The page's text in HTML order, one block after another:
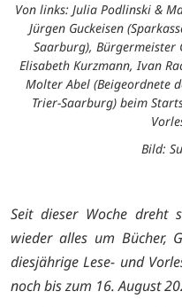
Von links: Julia Podlinski &
Jürgen Guckeisen
Saarburg), Bürgermeister
Elisabeth Kurzmann, Ivan
Molter Abel (Beigeordnete
Trier-Saarburg) beim
Bild:
Seit dieser Woche dreht
wieder alles um Bücher,
diesjährige Lese- und
noch bis zum 16. August